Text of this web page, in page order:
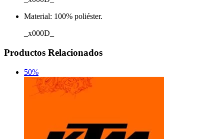
Material: 100% poliéster.
_x000D_
Productos Relacionados
50%